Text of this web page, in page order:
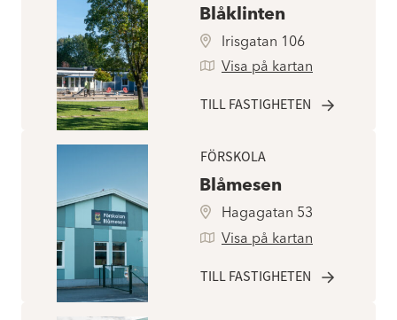
Blåklinten
Irisgatan 106
Visa på kartan
TILL FASTIGHETEN
FÖRSKOLA
Blåmesen
Hagagatan 53
Visa på kartan
TILL FASTIGHETEN